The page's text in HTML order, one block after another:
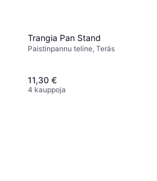
Trangia Pan Stand
Paistinpannu teline, Teräs
11,30 €
4 kauppoja